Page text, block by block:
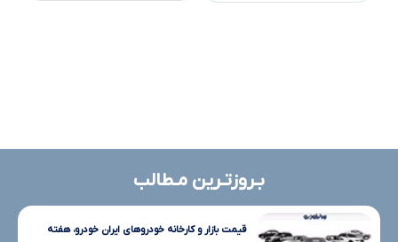
بـروزتـرین مـطالب
قیمت بازار و کارخانه خودروهای ایران خودرو، هفته